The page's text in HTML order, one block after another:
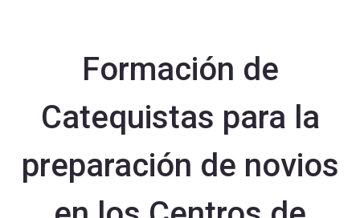
Formación de
Catequistas para la
preparación de novios